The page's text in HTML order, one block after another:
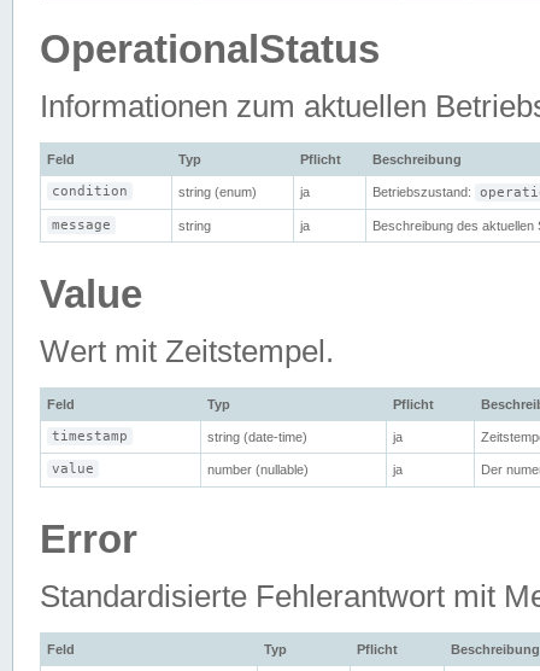
OperationalStatus
Informationen zum aktuellen
Feld Typ Pflicht Beschreibung
condition string (enum) ja Betriebszustand:
message string ja Beschreibung des
Value
Wert mit Zeitstempel.
Feld Typ Pflicht
timestamp string (date-time) ja
value number (nullable) ja Der
Error
Standardisierte Fehlerantwort mit
Feld Typ Pflicht Beschreibung